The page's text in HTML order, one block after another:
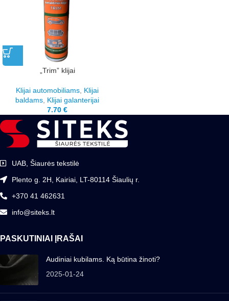
„Trim” klijai
Klijai automobiliams Klijai
baldams Klijai galanterijai
7.70 €
UAB, Šiaurės tekstilė
Plento g. 2H, Kairiai, LT-80114 Šiaulių r.
+370 41 462631
info@siteks.lt
PASKUTINIAI ĮRAŠAI
Audiniai kubilams. Ką būtina žinoti?
2025-01-24